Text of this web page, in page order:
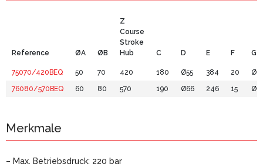
Reference ØA ØB
Z
Course
Stroke
Hub
C D E F G
75070/420BEQ 50 70 420 180 Ø55 384 20
76080/570BEQ
60 80 570 190 Ø66 246 15
Merkmale
– Max. Betriebsdruck: 220 bar